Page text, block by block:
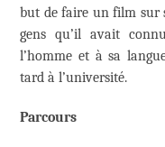
but de faire un film sur
gens qu’il avait
l’homme et à sa
tard à l’université.
Parcours